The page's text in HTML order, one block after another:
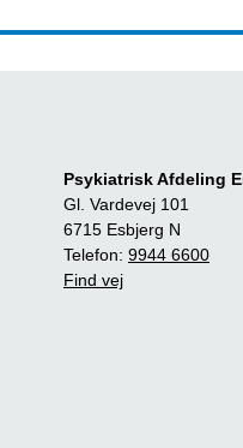
Psykiatrisk Afdeling
Gl. Vardevej 101
6715 Esbjerg N
Telefon: 9944 6600
Find vej